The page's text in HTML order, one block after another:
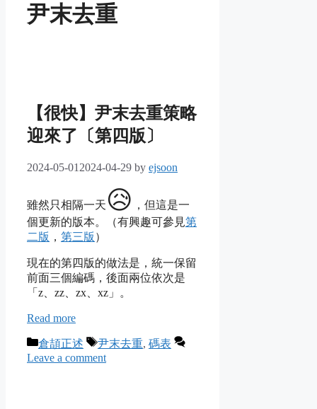
尹末去重
【很快】尹末去重策略
迎來了〔第四版〕
2024-05-01 2024-04-29 by ejsoon
雖然只相隔一天 😥 ，但這是一
個更新的版本。（有興趣可參見第
二版 ， 第三版 ）
現在的第四版的做法是，統一保留
前面三個編碼，後面兩位依次是
「z、zz、zx、xz」。
Read more
Categories
倉頡正述 Tags
尹末去重, 碼表
Leave a comment